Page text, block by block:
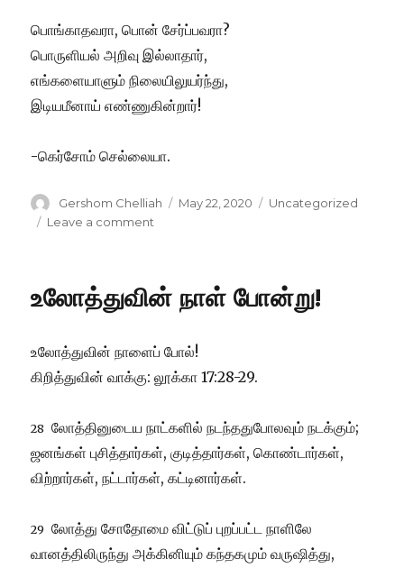
பொங்காதவரா, பொன் சேர்ப்பவரா?
பொருளியல் அறிவு இல்லாதார்,
எங்களையாளும் நிலையிலுயர்ந்து,
இடியமீனாய் எண்ணுகின்றார்!
-கெர்சோம் செல்லையா.
Author
Gershom Chelliah
Posted
May 22, 2020 Categories
Uncategorized
Leave a comment
உலோத்துவின் நாள் போன்று!
உலோத்துவின் நாளைப் போல்!
கிறித்துவின் வாக்கு: லூக்கா 17:28-29.
28 லோத்தினுடைய நாட்களில் நடந்ததுபோலவும் நடக்கும்;
ஜனங்கள் புசித்தார்கள், குடித்தார்கள், கொண்டார்கள்,
விற்றார்கள், நட்டார்கள், கட்டினார்கள்.
29 லோத்து சோதோமை விட்டுப் புறப்பட்ட நாளிலே
வானத்திலிருந்து அக்கினியும் கந்தகமும் வருஷித்து,